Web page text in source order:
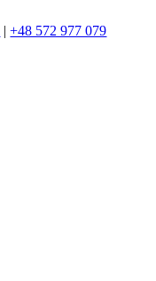
|+48 572 977 079